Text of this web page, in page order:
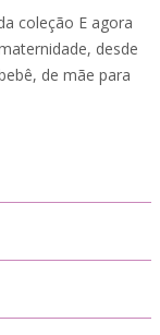
coleção E agora
desde
de mãe para